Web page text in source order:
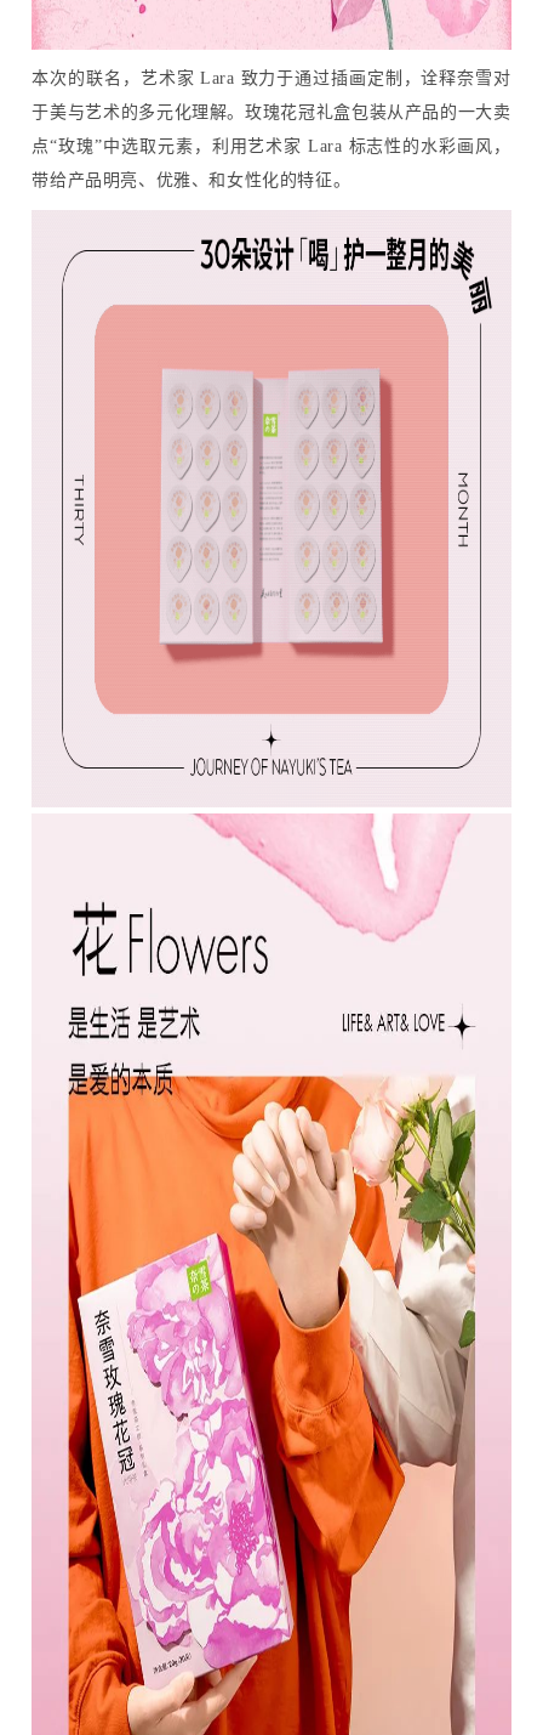
本次的联名，艺术家 Lara 致力于通过插画定制，诠释奈雪对
于美与艺术的多元化理解。玫瑰花冠礼盒包装从产品的一大卖
点“玫瑰”中选取元素，利用艺术家 Lara 标志性的水彩画风，
带给产品明亮、优雅、和女性化的特征。